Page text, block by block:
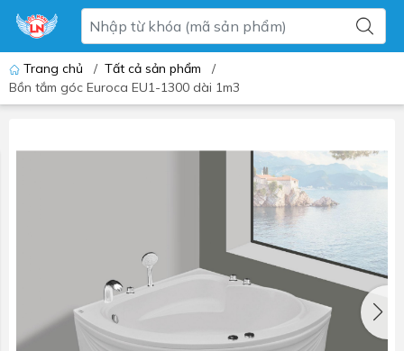
Trang chủ / Tất cả sản phẩm
/
Bồn tắm góc Euroca EU1-1300 dài 1m3